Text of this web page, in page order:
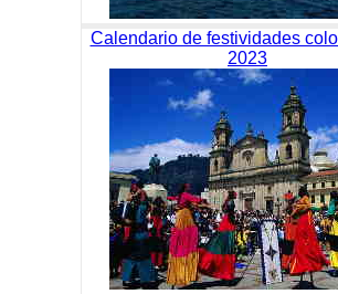
Calendario de festividades
2023